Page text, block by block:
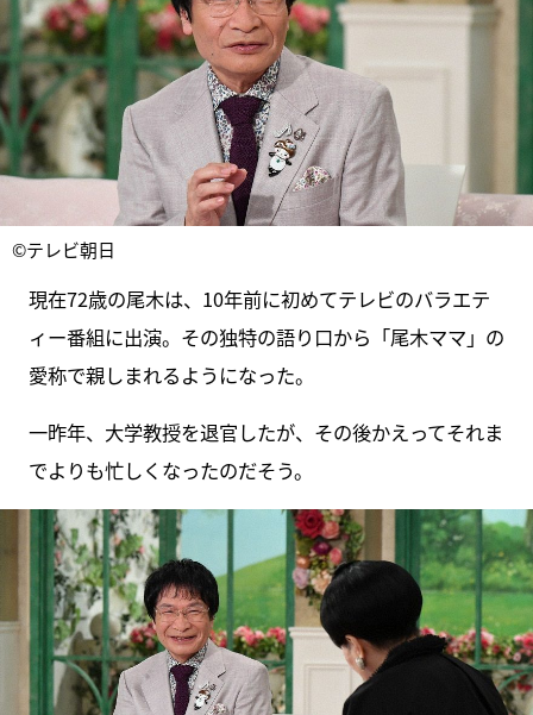
©テレビ朝日
現在72歳の尾木は、10年前に初めてテレビのバラエテ
ィー番組に出演。その独特の語り口から「尾木ママ」の
愛称で親しまれるようになった。
一昨年、大学教授を退官したが、その後かえってそれま
でよりも忙しくなったのだそう。